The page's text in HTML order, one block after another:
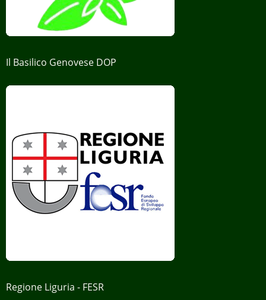
Il Basilico Genovese DOP
Regione Liguria - FESR